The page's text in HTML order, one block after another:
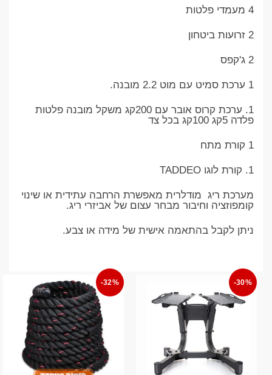
4 מעמדי פלטות
2 זרועות ביטחון
2 ג'קפס
1 ערכת סמיט עם מוט 2.2 מובנה.
1. ערכת קרוס אובר עם 200קג משקל מובנה פלטות
פלדה 5קג 100קג בכל צד
1 קורת מתח
1. קורת לוגו TADDEO
מערכת ריג מודלרית מאפשרת הרחבה עתידית או שינוי
קומפוזציה וחיבור מבחר עצום של אביזרי ריג.
ניתן לקבל בהתאמה אישית של מידה או צבע.
-30%
-32%